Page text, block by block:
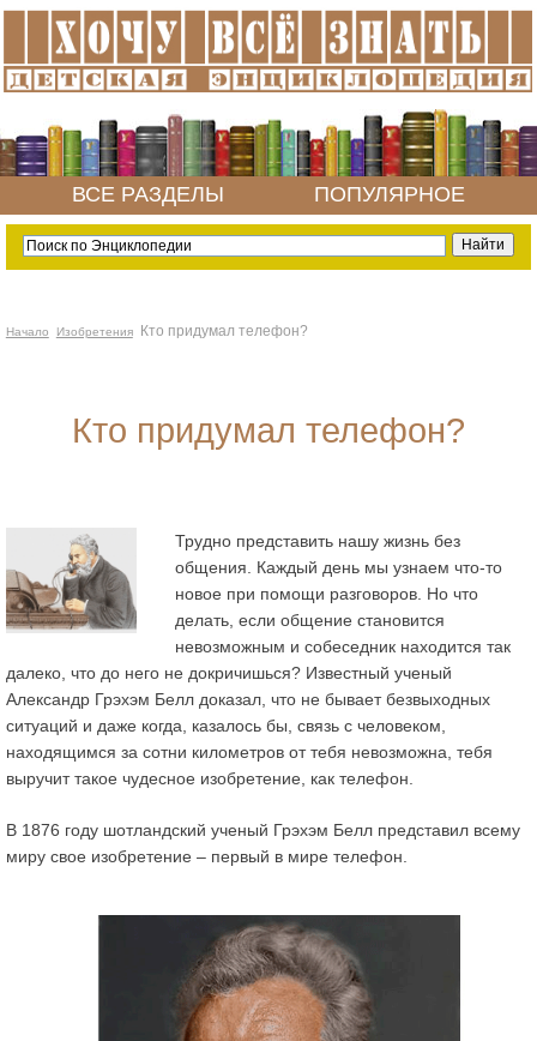
ВСЕ РАЗДЕЛЫ ПОПУЛЯРНОЕ
Начало Изобретения Кто придумал телефон?
Кто придумал телефон?
Трудно представить нашу жизнь без
общения. Каждый день мы узнаем что-то
новое при помощи разговоров. Но что
делать, если общение становится
невозможным и собеседник находится так
далеко, что до него не докричишься? Известный ученый
Александр Грэхэм Белл доказал, что не бывает безвыходных
ситуаций и даже когда, казалось бы, связь с человеком,
находящимся за сотни километров от тебя невозможна, тебя
выручит такое чудесное изобретение, как телефон.
В 1876 году шотландский ученый Грэхэм Беллпредставил всему
миру свое изобретение – первый в мире телефон.